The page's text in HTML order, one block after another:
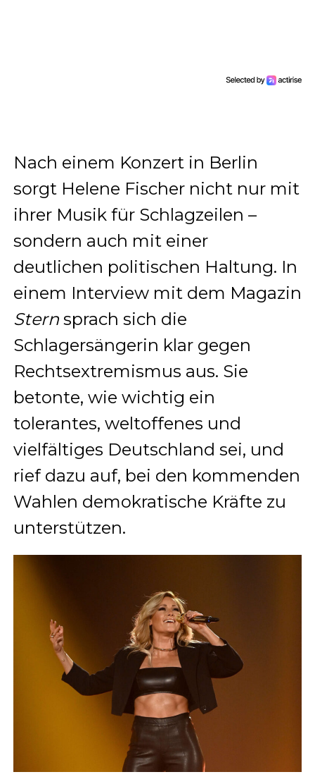
Nach einem Konzert in Berlin
sorgt Helene Fischer nicht nur mit
ihrer Musik für Schlagzeilen –
sondern auch mit einer
deutlichen politischen Haltung. In
einem Interview mit dem Magazin
Sternsprach sich die
Schlagersängerin klar gegen
Rechtsextremismus aus. Sie
betonte, wie wichtig ein
tolerantes, weltoffenes und
vielfältiges Deutschland sei, und
rief dazu auf, bei den kommenden
Wahlen demokratische Kräfte zu
unterstützen.